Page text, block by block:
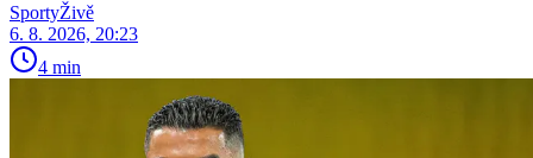
SportyŽivě
6. 8. 2026, 20:23
4 min